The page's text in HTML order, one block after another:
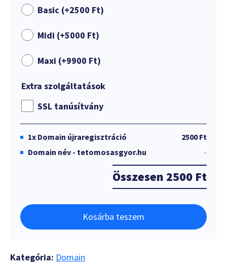
Basic (+2500 Ft)
Midi (+5000 Ft)
Maxi (+9900 Ft)
Extra szolgáltatások
SSL tanúsítvány
1x Domain újraregisztráció
2500 Ft
Domain név - tetomosasgyor.hu
-
Összesen 2500 Ft
Kosárba teszem
Kategória: Domain